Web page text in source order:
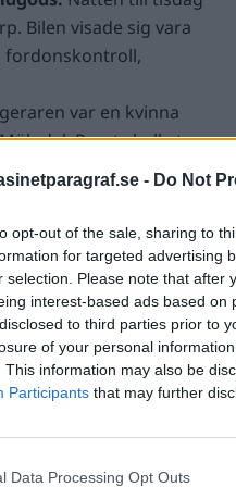
- Do Not
opt-out of the sale, sharing to
for targeted advertising
selection. Please note that after
interest-based ads based
to third parties prior to
of your personal
This information may also be
Participants that may further
Data Processing Opt Outs
Bilen visade sig vara
fordonskontroll,
var en kvinna
Paret skulle ta
en
med elektronik som
i bilen. Paret är nu
och
hittades i bilen.
Två militäranläggningar i
sabotage,
tecken på en ”störning”.
spärrades av.